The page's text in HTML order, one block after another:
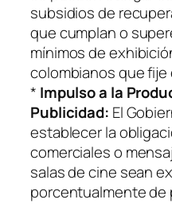
subsidios de
que cumplan o
mínimos de
colombianos que fije
* Impulso a la
Publicidad: El
establecer la
comerciales o
salas de cine sean
porcentualmente de